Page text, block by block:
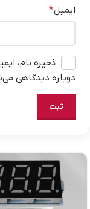
ایمیل*
ذخیره نام،
دوباره دیدگاهی